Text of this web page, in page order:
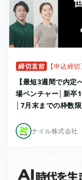
締切直前 【申込締
【最短3週間で内
場ベンチャー│新卒
│7月末までの枠数
ナイル株式会社